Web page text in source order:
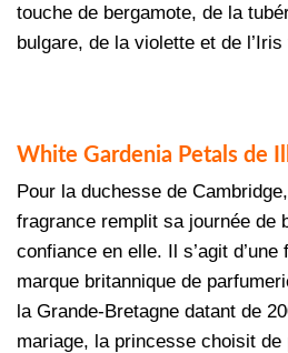
touche de bergamote, de la
bulgare, de la violette et de
White Gardenia Petals de
Pour la duchesse de
fragrance remplit sa journée de
confiance en elle. Il s’agit
marque britannique de
la Grande-Bretagne datant de
mariage, la princesse choisit de